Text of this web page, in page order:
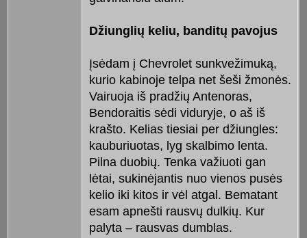
Džiunglių keliu, banditų pavojus
Įsėdam į Chevrolet sunkvežimuką,
kurio kabinoje telpa net šeši žmonės.
Vairuoja iš pradžių Antenoras,
Bendoraitis sėdi viduryje, o aš iš
krašto. Kelias tiesiai per džiungles:
kauburiuotas, lyg skalbimo lenta.
Pilna duobių. Tenka važiuoti gan
lėtai, sukinėjantis nuo vienos pusės
kelio iki kitos ir vėl atgal. Bematant
esam apnešti rausvų dulkių. Kur
palyta – rausvas dumblas.